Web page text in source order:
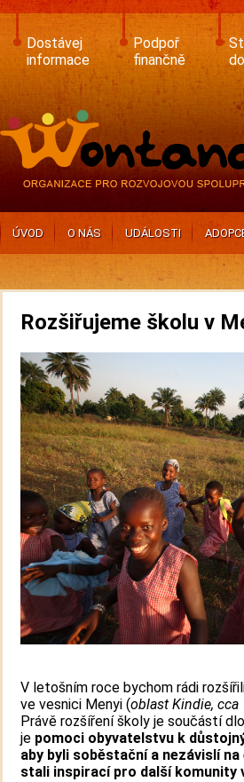
Skip
main
content
Dostávej
informace
Podpoř
finančně
ÚVOD O NÁS UDÁLOSTI
Rozšiřujeme školu v
V letošním roce bychom rádi
ve vesnici Menyi (oblast Kindie,
Právě rozšíření školy je součástí
je pomoci obyvatelstvu k
aby byli soběstační a nezávislí
stali inspirací pro další komunity